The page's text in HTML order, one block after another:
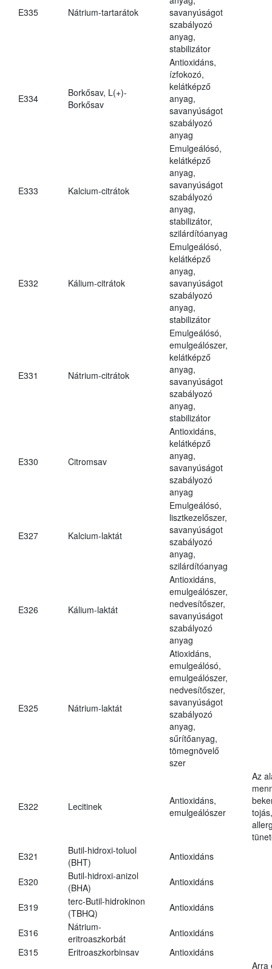
E335 Nátrium-tartarátok
savanyúságot
szabályozó
anyag,
stabilizátor
E334
Borkősav, L(+)-
Borkősav
Antioxidáns,
ízfokozó,
kelátképző
anyag,
savanyúságot
szabályozó
anyag
E333 Kalcium-citrátok
Emulgeálósó,
kelátképző
anyag,
savanyúságot
szabályozó
anyag,
stabilizátor,
szilárdítóanyag
E332 Kálium-citrátok
Emulgeálósó,
kelátképző
anyag,
savanyúságot
szabályozó
anyag,
stabilizátor
E331 Nátrium-citrátok
Emulgeálósó,
emulgeálószer,
kelátképző
anyag,
savanyúságot
szabályozó
anyag,
stabilizátor
E330 Citromsav
Antioxidáns,
kelátképző
anyag,
savanyúságot
szabályozó
anyag
E327 Kalcium-laktát
Emulgeálósó,
lisztkezelőszer,
savanyúságot
szabályozó
anyag,
szilárdítóanyag
E326 Kálium-laktát
Antioxidáns,
emulgeálószer,
nedvesítőszer,
savanyúságot
szabályozó
anyag
E325 Nátrium-laktát
Atioxidáns,
emulgeálósó,
emulgeálószer,
nedvesítőszer,
savanyúságot
szabályozó
anyag,
sűrítőanyag,
tömegnövelő
szer
E322 Lecitinek
Antioxidáns,
emulgeálószer
Az
E321
Butil-hidroxi-toluol
(BHT)
Antioxidáns
E320
Butil-hidroxi-anizol
(BHA)
Antioxidáns
E319
terc-Butil-hidrokinon
(TBHQ)
Antioxidáns
E316
Nátrium-
eritroaszkorbát
Antioxidáns
E315
Eritroaszkorbinsav Antioxidáns
Arra